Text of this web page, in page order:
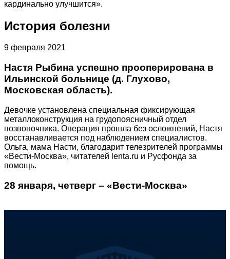
кардинально улучшится».
История болезни
9 февраля 2021
Настя Рыбина успешно прооперирована в
Ильинской больнице (д. Глухово,
Московская область).
Девочке установлена специальная фиксирующая
металлоконструкция на грудопоясничный отдел
позвоночника. Операция прошла без осложнений, Настя
восстанавливается под наблюдением специалистов.
Ольга, мама Насти, благодарит телезрителей программы
«Вести-Москва», читателей lenta.ru и Русфонда за
помощь.
28 января, четверг – «Вести-Москва»